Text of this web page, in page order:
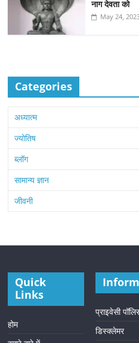
नाग देवता को
May 24,
Categories
अध्यात्म
ज्योतिष
ब्लॉग
सामान्य ज्ञान
जीवनी
Quick
Links
होम
प्राइवेसी
डिस्क्लेमर